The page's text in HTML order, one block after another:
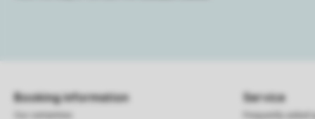
Booking information Service